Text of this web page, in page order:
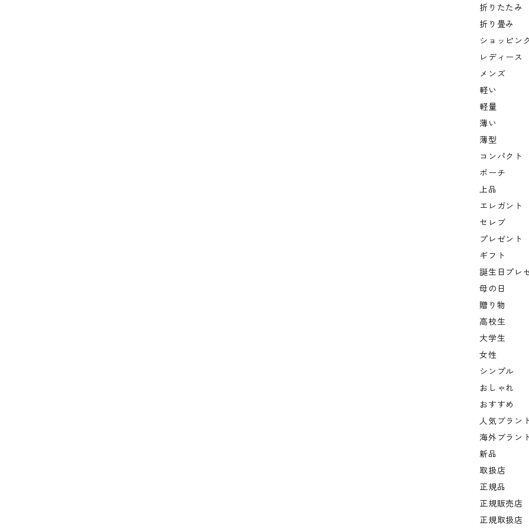
折りたたみ
折り畳み
ショッピン
レディース
メンズ
軽い
軽量
薄い
薄型
コンパクト
ポーチ
上品
エレガント
セレブ
プレゼント
ギフト
誕生日プレ
母の日
贈り物
高校生
大学生
女性
シンプル
おしゃれ
おすすめ
人気ブラン
海外ブラン
新品
取扱店
正規品
正規販売店
正規取扱店